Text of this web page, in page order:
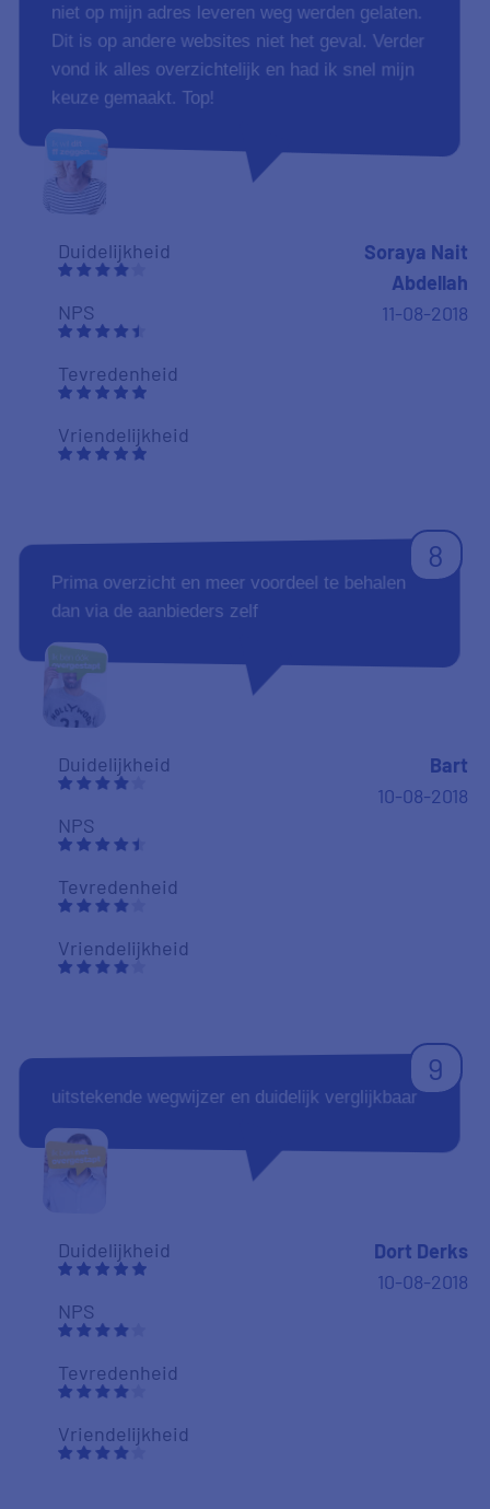
niet op mijn adres leveren weg werden gelaten.
Dit is op andere websites niet het geval. Verder
vond ik alles overzichtelijk en had ik snel mijn
keuze gemaakt. Top!
Duidelijkheid
NPS
Tevredenheid
Vriendelijkheid
Soraya Nait
Abdellah
11-08-2018
8
Prima overzicht en meer voordeel te behalen
dan via de aanbieders zelf
Duidelijkheid
NPS
Tevredenheid
Vriendelijkheid
Bart
10-08-2018
9
uitstekende wegwijzer en duidelijk verglijkbaar
Duidelijkheid
NPS
Tevredenheid
Vriendelijkheid
Dort Derks
10-08-2018